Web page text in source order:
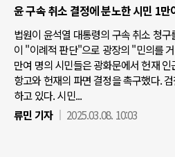
윤 구속 취소 결정에 분노한 시민 1만
법원이 윤석열 대통령의 구속 취소 청
이 "이례적 판단"으로 광장의 "민의를
만여 명의 시민들은 광화문에서 헌재
항고와 헌재의 파면 결정을 촉구했다.
하고 있다. 시민...
류민 기자
2025.03.08. 10:03